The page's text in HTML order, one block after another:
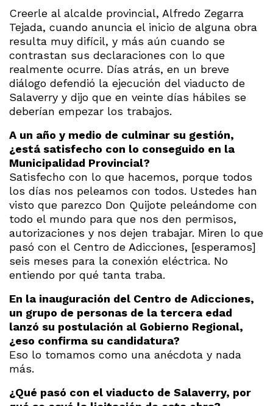
Creerle al alcalde provincial, Alfredo Zegarra
Tejada, cuando anuncia el inicio de alguna obra
resulta muy difícil, y más aún cuando se
contrastan sus declaraciones con lo que
realmente ocurre. Días atrás, en un breve
diálogo defendió la ejecución del viaducto de
Salaverry y dijo que en veinte días hábiles se
deberían empezar los trabajos.
A un año y medio de culminar su gestión,
¿está satisfecho con lo conseguido en la
Municipalidad Provincial?
Satisfecho con lo que hacemos, porque todos
los días nos peleamos con todos. Ustedes han
visto que parezco Don Quijote peleándome con
todo el mundo para que nos den permisos,
autorizaciones y nos dejen trabajar. Miren lo que
pasó con el Centro de Adicciones, [esperamos]
seis meses para la conexión eléctrica. No
entiendo por qué tanta traba.
En la inauguración del Centro de Adicciones,
un grupo de personas de la tercera edad
lanzó su postulación al Gobierno Regional,
¿eso confirma su candidatura?
Eso lo tomamos como una anécdota y nada
más.
¿Qué pasó con el viaducto de Salaverry, por